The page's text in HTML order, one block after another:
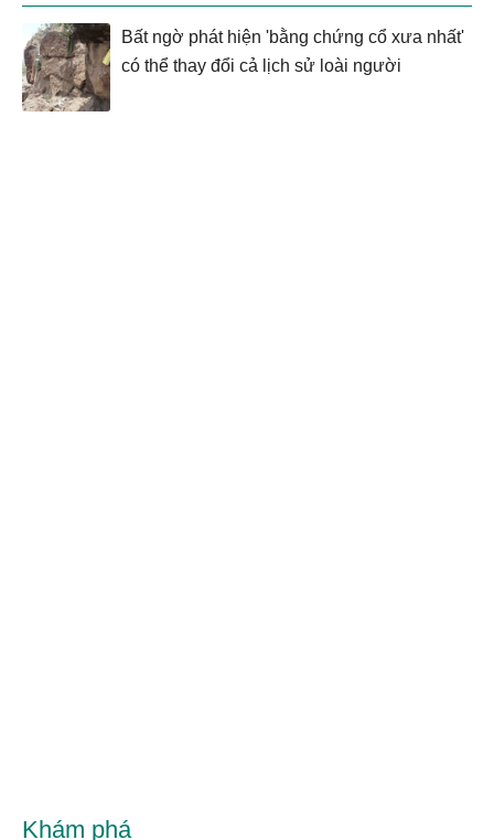
Bất ngờ phát hiện 'bằng chứng cổ xưa nhất'
có thể thay đổi cả lịch sử loài người
Khám phá